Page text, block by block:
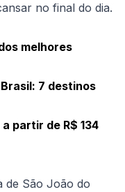
no final do dia.
melhores
7 destinos
partir de R$ 134
de São João do